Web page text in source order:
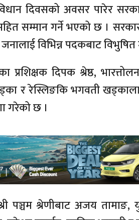
दिवसको अवसर पारेर
सम्मान गर्ने भएको छ ।
विभिन्न पदकबाट विभुषित
प्रशिक्षक दिपक श्रेष्ठ,
र रेस्लिङकि भगवती
गरेको छ ।
पञ्चम श्रेणीबाट अजय तामाङ,